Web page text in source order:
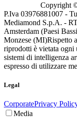
Copyright
P.Iva 03976881007 -
Mediamond S.p.A. -
Amsterdam (Paesi
Monzese (MI)Rispetto
riprodotti è vietata ogni
sistemi di intelligenza
espresso di utilizzare
Legal
CorporatePrivacy
Media